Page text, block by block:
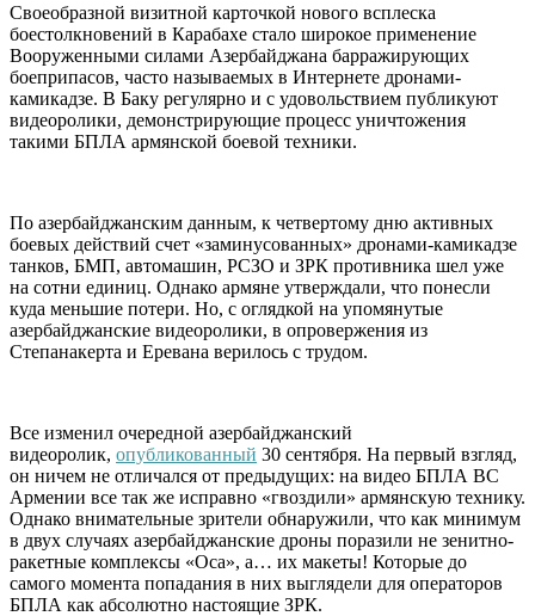
Своеобразной визитной карточкой нового всплеска
боестолкновений в Карабахе стало широкое применение
Вооруженными силами Азербайджана барражирующих
боеприпасов, часто называемых в Интернете дронами-
камикадзе. В Баку регулярно и с удовольствием публикуют
видеоролики, демонстрирующие процесс уничтожения
такими БПЛА армянской боевой техники.
По азербайджанским данным, к четвертому дню активных
боевых действий счет «заминусованных» дронами-камикадзе
танков, БМП, автомашин, РСЗО и ЗРК противника шел уже
на сотни единиц. Однако армяне утверждали, что понесли
куда меньшие потери. Но, с оглядкой на упомянутые
азербайджанские видеоролики, в опровержения из
Степанакерта и Еревана верилось с трудом.
Все изменил очередной азербайджанский
видеоролик, опубликованный 30 сентября. На первый взгляд,
он ничем не отличался от предыдущих: на видео БПЛА ВС
Армении все так же исправно «гвоздили» армянскую технику.
Однако внимательные зрители обнаружили, что как минимум
в двух случаях азербайджанские дроны поразили не зенитно-
ракетные комплексы «Оса», а… их макеты! Которые до
самого момента попадания в них выглядели для операторов
БПЛА как абсолютно настоящие ЗРК.